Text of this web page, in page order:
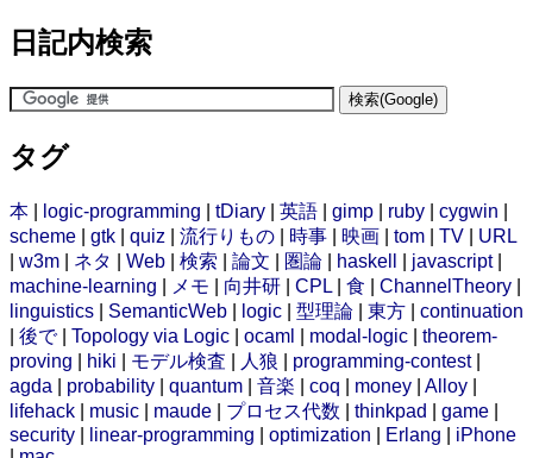
日記内検索
タグ
本 logic-programming tDiary 英語 gimp ruby cygwin
scheme
gtk quiz 流行りもの 時事 映画 tom TV
URL
w3m ネタ Web 検索 論文 圏論 haskell javascript|
machine-learning
メモ 向井研 CPL 食 ChannelTheory
linguistics
SemanticWeb logic 型理論 東方
continuation
後で| Topology via Logic ocaml modal-logic
theorem-
proving
hiki モデル検査 人狼 programming-contest|
agda
probability quantum 音楽 coq money Alloy
lifehack
music maude プロセス代数 thinkpad game
security
linear-programming optimization Erlang
iPhone